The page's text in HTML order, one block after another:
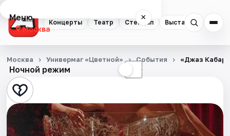
Концерты Театр Стендап Выставки
Меню ×
Москва
Концерты
Театр
Стендап
Выставки
Ночной режим ☾
Москва Универмаг «Цветной» События «Джаз